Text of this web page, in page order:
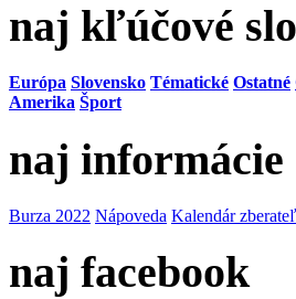
naj kľúčové
Európa Slovensko Tématické Ostatné
Amerika Šport
naj informácie
Burza 2022 Nápoveda Kalendár
naj facebook